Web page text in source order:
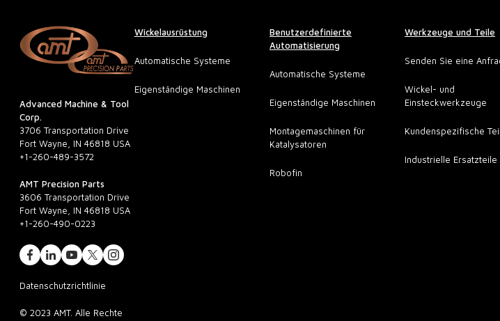
Advanced Machine & Tool
Corp.
3706 Transportation Drive
Fort Wayne, IN 46818 USA
+1-260-489-3572
AMT Precision Parts
3606 Transportation Drive
Fort Wayne, IN 46818 USA
+1-260-490-0223
Datenschutzrichtlinie
© 2023 AMT. Alle Rechte
Wickelausrüstung
Automatische Systeme
Eigenständige Maschinen
Benutzerdefinierte
Automatisierung
Automatische Systeme
Eigenständige Maschinen
Montagemaschinen für
Katalysatoren
Robofin
Werkzeuge und Teile
Senden Sie eine
Wickel- und
Einsteckwerkzeuge
Kundenspezifische
Industrielle Ersatzteile